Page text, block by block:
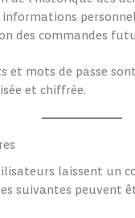
informations
des commandes
et mots de passe
et chiffrée.
laissent un
suivantes peuvent